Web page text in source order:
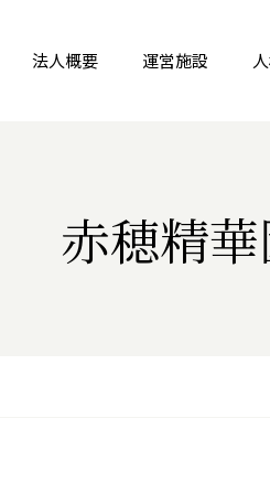
法人概要 運営施設
赤穂精